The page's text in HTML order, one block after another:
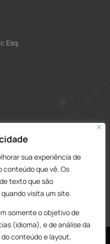
sua experiência de
conteúdo que vê. Os
texto que são
visita um site.
somente o objetivo de
(idioma), e de análise da
conteúdo e layout,
Esq.
PESQUISAR